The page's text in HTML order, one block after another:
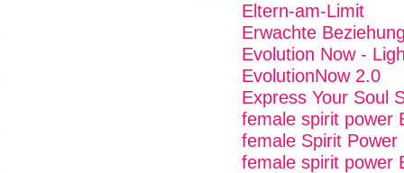
Eltern-am-Limit
Erwachte
Evolution Now -
EvolutionNow 2.0
Express Your Soul
female spirit power
female Spirit
female spirit power